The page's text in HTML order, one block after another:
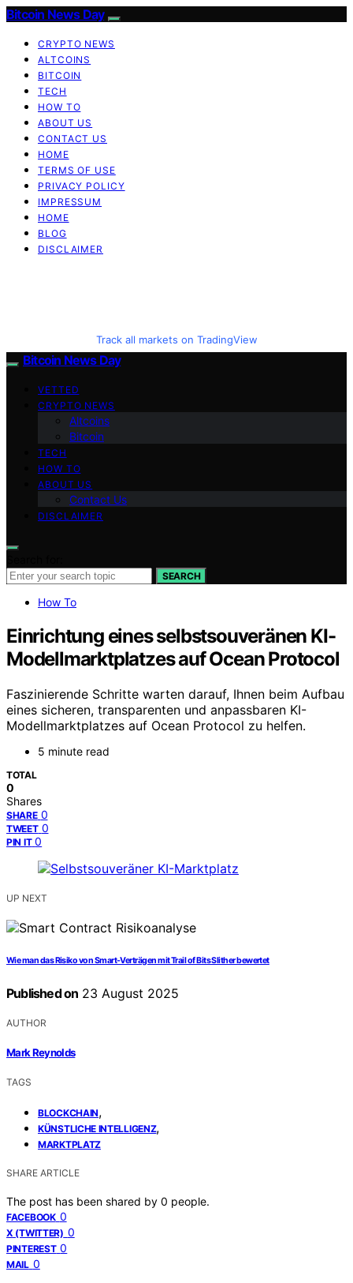
Bitcoin News Day
CRYPTO NEWS
ALTCOINS
BITCOIN
TECH
HOW TO
ABOUT US
CONTACT US
HOME
TERMS OF USE
PRIVACY POLICY
IMPRESSUM
HOME
BLOG
DISCLAIMER
Track all markets on TradingView
Bitcoin News Day
VETTED
CRYPTO NEWS
Altcoins
Bitcoin
TECH
HOW TO
ABOUT US
Contact Us
DISCLAIMER
SEARCH
How To
Einrichtung eines selbstsouveränen KI-
Modellmarktplatzes auf Ocean Protocol
Faszinierende Schritte warten darauf, Ihnen beim Aufbau
eines sicheren, transparenten und anpassbaren KI-
Modellmarktplatzes auf Ocean Protocol zu helfen.
5 minute read
TOTAL
0
Shares
SHARE 0
TWEET 0
PIN IT 0
UP NEXT
Wie man das Risiko von Smart-Verträgen mit Trail of Bits Slither bewertet
Published on 23 August 2025
AUTHOR
Mark Reynolds
TAGS
BLOCKCHAIN,
KÜNSTLICHE INTELLIGENZ,
MARKTPLATZ
SHARE ARTICLE
The post has been shared by 0 people.
FACEBOOK 0
X (TWITTER) 0
PINTEREST 0
MAIL 0